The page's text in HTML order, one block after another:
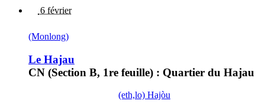
6 février
(Monlong)
Le Hajau
CN (Section B, 1re feuille) : Quartier du Hajau
(eth,lo) Hajòu